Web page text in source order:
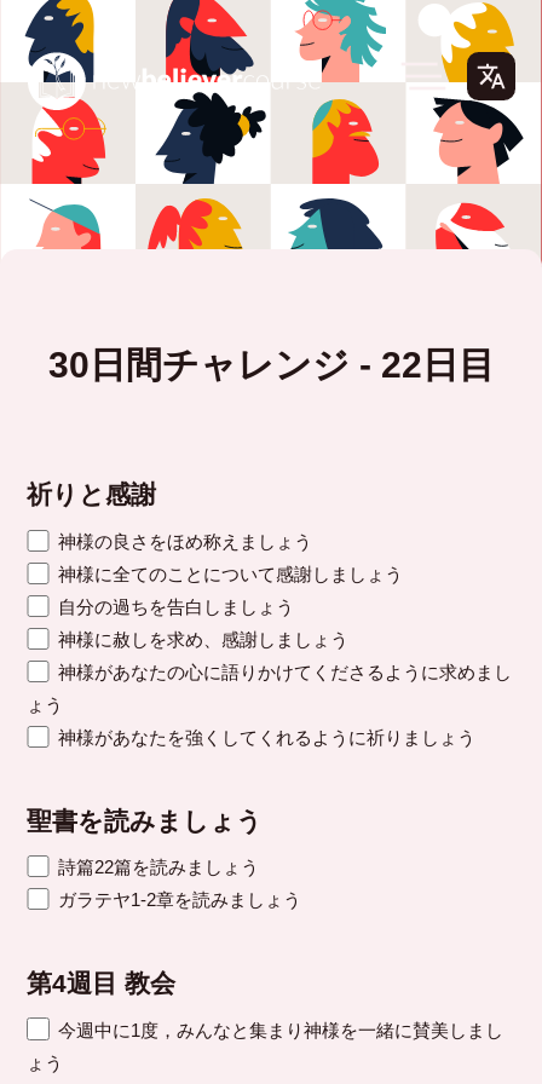
30日間チャレンジ - 22日目
祈りと感謝
神様の良さをほめ称えましょう
神様に全てのことについて感謝しましょう
自分の過ちを告白しましょう
神様に赦しを求め、感謝しましょう
神様があなたの心に語りかけてくださるように求めまし
ょう
神様があなたを強くしてくれるように祈りましょう
聖書を読みましょう
詩篇22篇を読みましょう
ガラテヤ1-2章を読みましょう
第4週目 教会
今週中に1度，みんなと集まり神様を一緒に賛美しまし
ょう